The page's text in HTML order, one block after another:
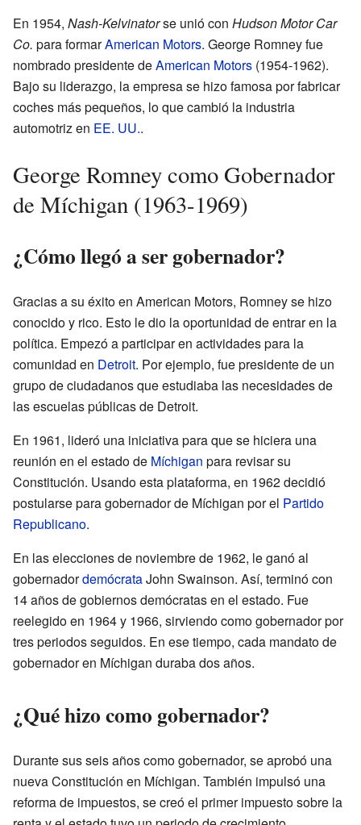
En 1954, Nash-Kelvinatorse unió con Hudson Motor Car
Co. para formarAmerican Motors. George Romney fue
nombrado presidente deAmerican Motors (1954-1962).
Bajo su liderazgo, la empresa se hizo famosa por fabricar
coches más pequeños, lo que cambió la industria
automotriz en EE. UU..
George Romney como Gobernador
de Míchigan (1963-1969)
¿Cómo llegó a ser gobernador?
Gracias a su éxito en American Motors, Romney se hizo
conocido y rico. Esto le dio la oportunidad de entrar en la
política. Empezó a participar en actividades para la
comunidad en Detroit. Por ejemplo, fue presidente de un
grupo de ciudadanos que estudiaba las necesidades de
las escuelas públicas de Detroit.
En 1961, lideró una iniciativa para que se hiciera una
reunión en el estado de Míchigan para revisar su
Constitución. Usando esta plataforma, en 1962 decidió
postularse para gobernador de Míchigan por el Partido
Republicano.
En las elecciones de noviembre de 1962, le ganó al
gobernadordemócrataJohn Swainson. Así, terminó con
14 años de gobiernos demócratas en el estado. Fue
reelegido en 1964 y 1966, sirviendo como gobernador por
tres periodos seguidos. En ese tiempo, cada mandato de
gobernador en Míchigan duraba dos años.
¿Qué hizo como gobernador?
Durante sus seis años como gobernador, se aprobó una
nueva Constitución en Míchigan. También impulsó una
reforma de impuestos, se creó el primer impuesto sobre la